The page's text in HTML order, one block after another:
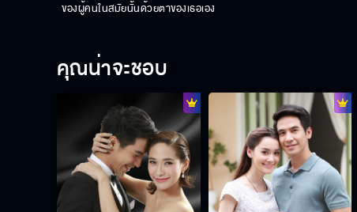
ของผู้คนในสมัยนั้นด้วยตาของเธอเอง
คุณน่าจะชอบ